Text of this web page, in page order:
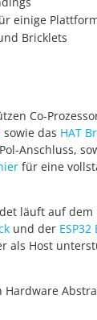
einige
Bricklets
Co-
sowie das HAT
Anschluss,
für eine
läuft auf dem
und der
als Host
Hardware